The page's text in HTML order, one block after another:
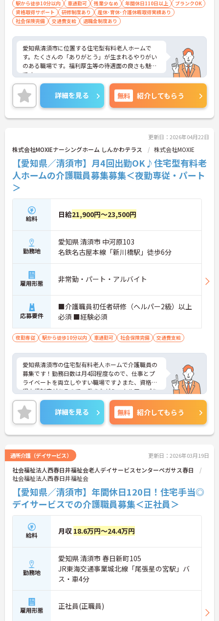
駅から徒歩10分以内 車通勤可 残業少なめ 年間休日110日以上
ブランクOK
資格取得サポート
研修制度あり
産休･育休･介護休暇取得実績あり
社会保険完備
交通費支給 退職金制度あり
愛知県清須市に位置する住宅型有料老人ホームで
す。たくさんの「ありがとう」が生まれるやりがい
のある職場です。福利厚生等の待遇面の良さも魅力
です。
ご興味をお持ちの方には詳細の情報や面接のポイン
トをお伝えしますのでお気軽にお問い合わせくださ
いませ。
詳細を見る 無料 紹介してもらう
更新日：2026年04月22日
株式会社MOXIEナーシングホーム しんかわテラス 株式会社MOXIE
【愛知県／清須市】月4回出勤OK♪住宅型有料老
人ホームの介護職員募集募集＜夜勤専従・パート
＞
給料 日給21,900円～23,500円
勤務地
愛知県 清須市 中河原103
名鉄名古屋本線「新川橋駅」徒歩6分
雇用形態 非常勤・パート・アルバイト
応募要件
■介護職員初任者研修（ヘルパー2級）以上
必須 ■経験必須
夜勤専従 駅から徒歩10分以内 車通勤可 社会保険完備 交通費支給
愛知県清須市の住宅型有料老人ホームで介護職員の
募集です！勤務日数は月4回程度なので、仕事とプ
ライベートを両立しやすい職場です♪また、資格取
得支援制度があるので、働きながらスキルアップを
目指せます♪ご興味のある方は、面接ポイントをお
伝えしますので、お気軽にご連絡ください。
詳細を見る 無料 紹介してもらう
通所介護（デイサービス） 更新日：2026年03月19日
社会福祉法人西春日井福祉会老人デイサービスセンターペガサス春日
社会福祉法人西春日井福祉会
【愛知県／清須市】年間休日120日！住宅手当◎
デイサービスでの介護職員募集＜正社員＞
給料 月収 18.6万円～24.4万円
勤務地
愛知県 清須市 春日新町105
JR東海交通事業城北線「尾張星の宮駅」バ
ス・車4分
雇用形態 正社員(正職員)